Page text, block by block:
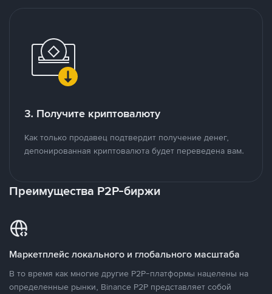
3. Получите криптовалюту
Как только продавец подтвердит получение денег,
депонированная криптовалюта будет переведена вам.
Преимущества P2P-биржи
Маркетплейс локального и глобального масштаба
В то время как многие другие P2P-платформы нацелены на
определенные рынки, Binance P2P представляет собой